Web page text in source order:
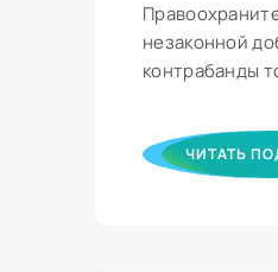
незаконной
контрабанды
ЧИТАТЬ